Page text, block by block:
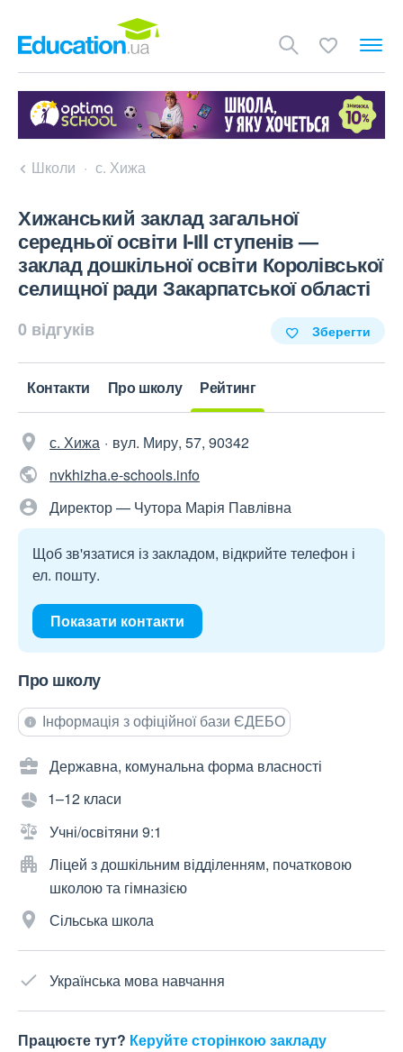
Школи с. Хижа
Хижанський заклад загальної
середньої освіти I-ІII ступенів —
заклад дошкільної освіти Королівської
селищної ради Закарпатської області
0 відгуків Зберегти
Контакти Про школу Рейтинг
с. Хижа
вул. Миру, 57, 90342
nvkhizha.e-schools.info
Директор — Чутора Марія Павлівна
Щоб зв'язатися із закладом, відкрийте телефон і
ел. пошту.
Показати контакти
Про школу
Інформація з офіційної бази ЄДЕБО
Державна, комунальна форма власності
1–12 класи
Учні/освітяни 9:1
Ліцей з дошкільним відділенням, початковою
школою та гімназією
Сільська школа
Українська мова навчання
Працюєте тут? Керуйте сторінкою закладу